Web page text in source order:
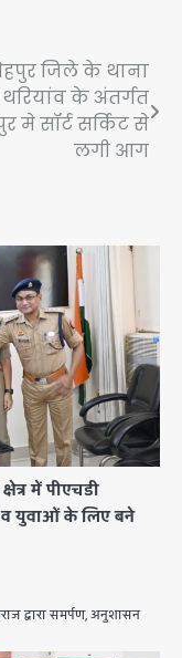
जिले के थाना
थरियांव के अंतर्गत
मे सॉर्ट सर्किट से
लगी आग
में पीएचडी
व युवाओं के लिए बने
द्वारा समर्पण, अनुशासन